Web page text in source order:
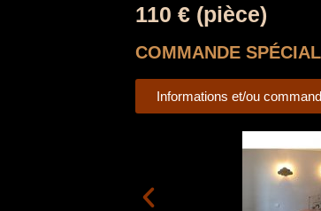
110 € (pièce)
COMMANDE
Informations et/ou